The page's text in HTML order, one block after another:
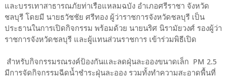
และบรรเทาสาธารณภัยท่าเรือแหลมฉบัง อำเภอศรีราชา จังหวัด
ชลบุรี โดยมี นายธวัชชัย ศรีทอง ผู้ว่าราชการจังหวัดชลบุรี เป็น
ประธานในการเปิดกิจกรรม พร้อมด้วย นายนริศ นิรามัยวงศ์ รองผู้ว่า
ราชการจังหวัดชลบุรี และผู้แทนส่วนราชการ เข้าร่วมพิธีเปิด
สำหรับกิจกรรมรณรงค์ป้องกันและลดฝุ่นละอองขนาดเล็ก PM 2.5
มีการจัดกิจกรรมฉีดน้ำชำระฝุ่นละออง รวมทั้งทำความสะอาดพื้นที่